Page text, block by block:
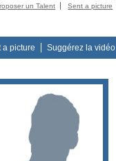
un Talent Sent a picture
a picture Suggérez la vidéo